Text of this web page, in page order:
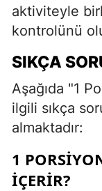
aktiviteyle
kontrolünü
SIKÇA
Aşağıda "1
ilgili sıkça
almaktadır:
1
İÇERIR?